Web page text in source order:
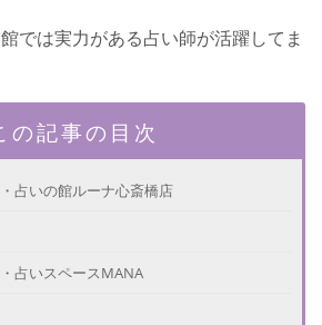
では実力がある占い師が活躍してま
の記事の目次
占いの館ルーナ心斎橋店
占いスペースMANA